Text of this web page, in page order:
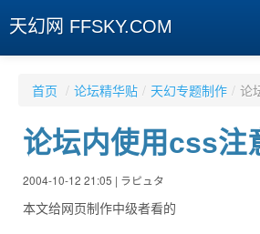
天幻网 FFSKY.COM
周边
首页 / 论坛精华贴 / 天幻专题制作 / 论
论坛内使用css注
2004-10-12 21:05 | ラピュタ
本文给网页制作中级者看的